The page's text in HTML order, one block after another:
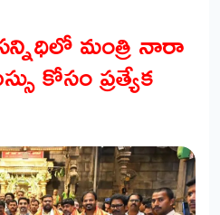
సన్నిధిలో మంత్రి నారా
కోసం ప్రత్యేక